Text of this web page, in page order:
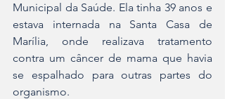
Municipal da Saúde. Ela tinha 39 anos e
estava internada na Santa Casa de
Marília, onde realizava tratamento
contra um câncer de mama que havia
se espalhado para outras partes do
organismo.